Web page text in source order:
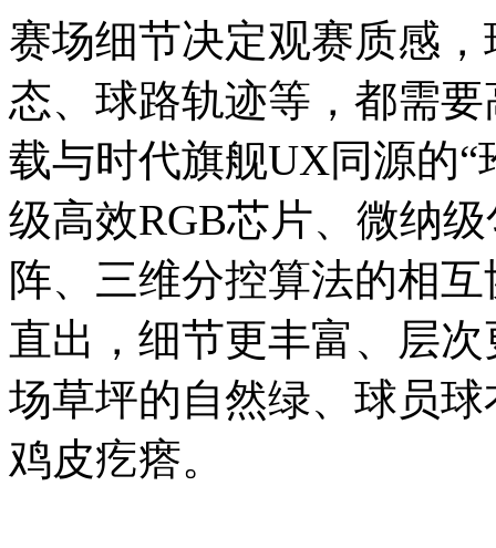
赛场细节决定观赛质感
态、球路轨迹等，都需
载与时代旗舰UX同源的
级高效RGB芯片、微纳
阵、三维分控算法的相
直出，细节更丰富、层
场草坪的自然绿、球员
鸡皮疙瘩。